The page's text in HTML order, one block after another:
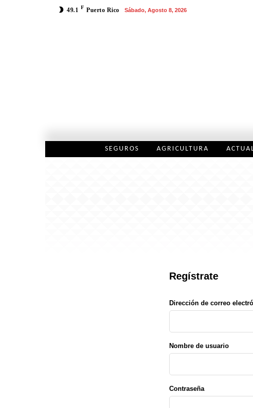
49.1 F Puerto Rico Sábado, Agosto 8, 2026
SEGUROS AGRICULTURA
Regístrate
Dirección de correo
Nombre de usuario
Contraseña